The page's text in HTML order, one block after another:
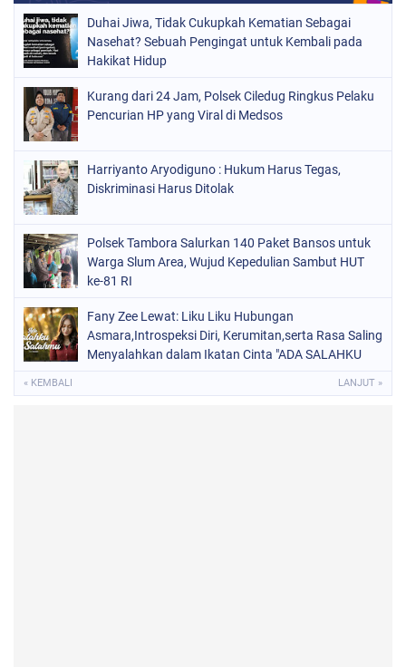
Duhai Jiwa, Tidak Cukupkah Kematian Sebagai
Nasehat? Sebuah Pengingat untuk Kembali pada
Hakikat Hidup
Kurang dari 24 Jam, Polsek Ciledug Ringkus Pelaku
Pencurian HP yang Viral di Medsos
Harriyanto Aryodiguno : Hukum Harus Tegas,
Diskriminasi Harus Ditolak
Polsek Tambora Salurkan 140 Paket Bansos untuk
Warga Slum Area, Wujud Kepedulian Sambut HUT
ke-81 RI
Fany Zee Lewat: Liku Liku Hubungan
Asmara,Introspeksi Diri, Kerumitan,serta Rasa Saling
Menyalahkan dalam Ikatan Cinta "ADA SALAHKU
« KEMBALI LANJUT »